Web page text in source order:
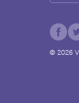
© 2026